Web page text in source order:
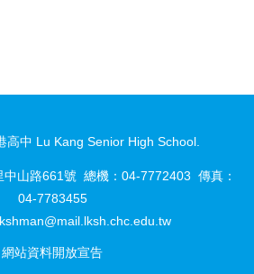
高中 Lu Kang Senior High School.
中山路661號 總機：04-7772403 傳真：
04-7783455
網站資料開放宣告